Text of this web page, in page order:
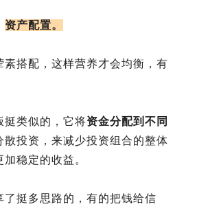
资产配置。
素搭配，这样营养才会均衡，有
挺类似的，它将资金分配到不同
散投资，来减少投资组合的整体
稳定的收益。
了挺多思路的，有的把钱给信